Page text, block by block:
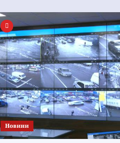
Новини